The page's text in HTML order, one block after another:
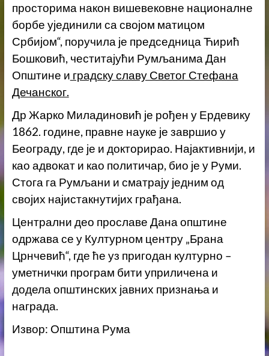
просторима након вишевековне националне
борбе ујединили са својом матицом
Србијом“, поручила је председница Ћирић
Бошковић, честитајући Румљанима Дан
Општине и градску славу Светог Стефана
Дечанског.
Др Жарко Миладиновић је рођен у Ердевику
1862. године, правне науке је завршио у
Београду, где је и докторирао. Најактивнији, и
као адвокат и као политичар, био је у Руми.
Стога га Румљани и сматрају једним од
својих најистакнутијих грађана.
Централни део прославе Дана општине
одржава се у Културном центру „Брана
Црнчевић“, где ће уз пригодан културно –
уметнички програм бити уприличена и
додела општинских јавних признања и
награда.
Извор: Општина Рума